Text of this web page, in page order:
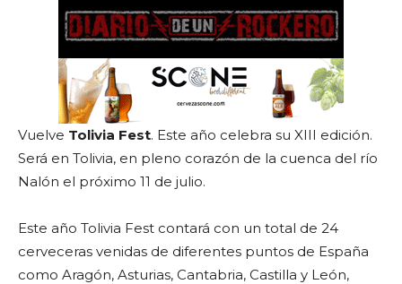
Vuelve Tolivia Fest. Este año celebra su XIII edición.
Será en Tolivia, en pleno corazón de la cuenca del río
Nalón el próximo 11 de julio.
Este año Tolivia Fest contará con un total de 24
cerveceras venidas de diferentes puntos de España
como Aragón, Asturias, Cantabria, Castilla y León,